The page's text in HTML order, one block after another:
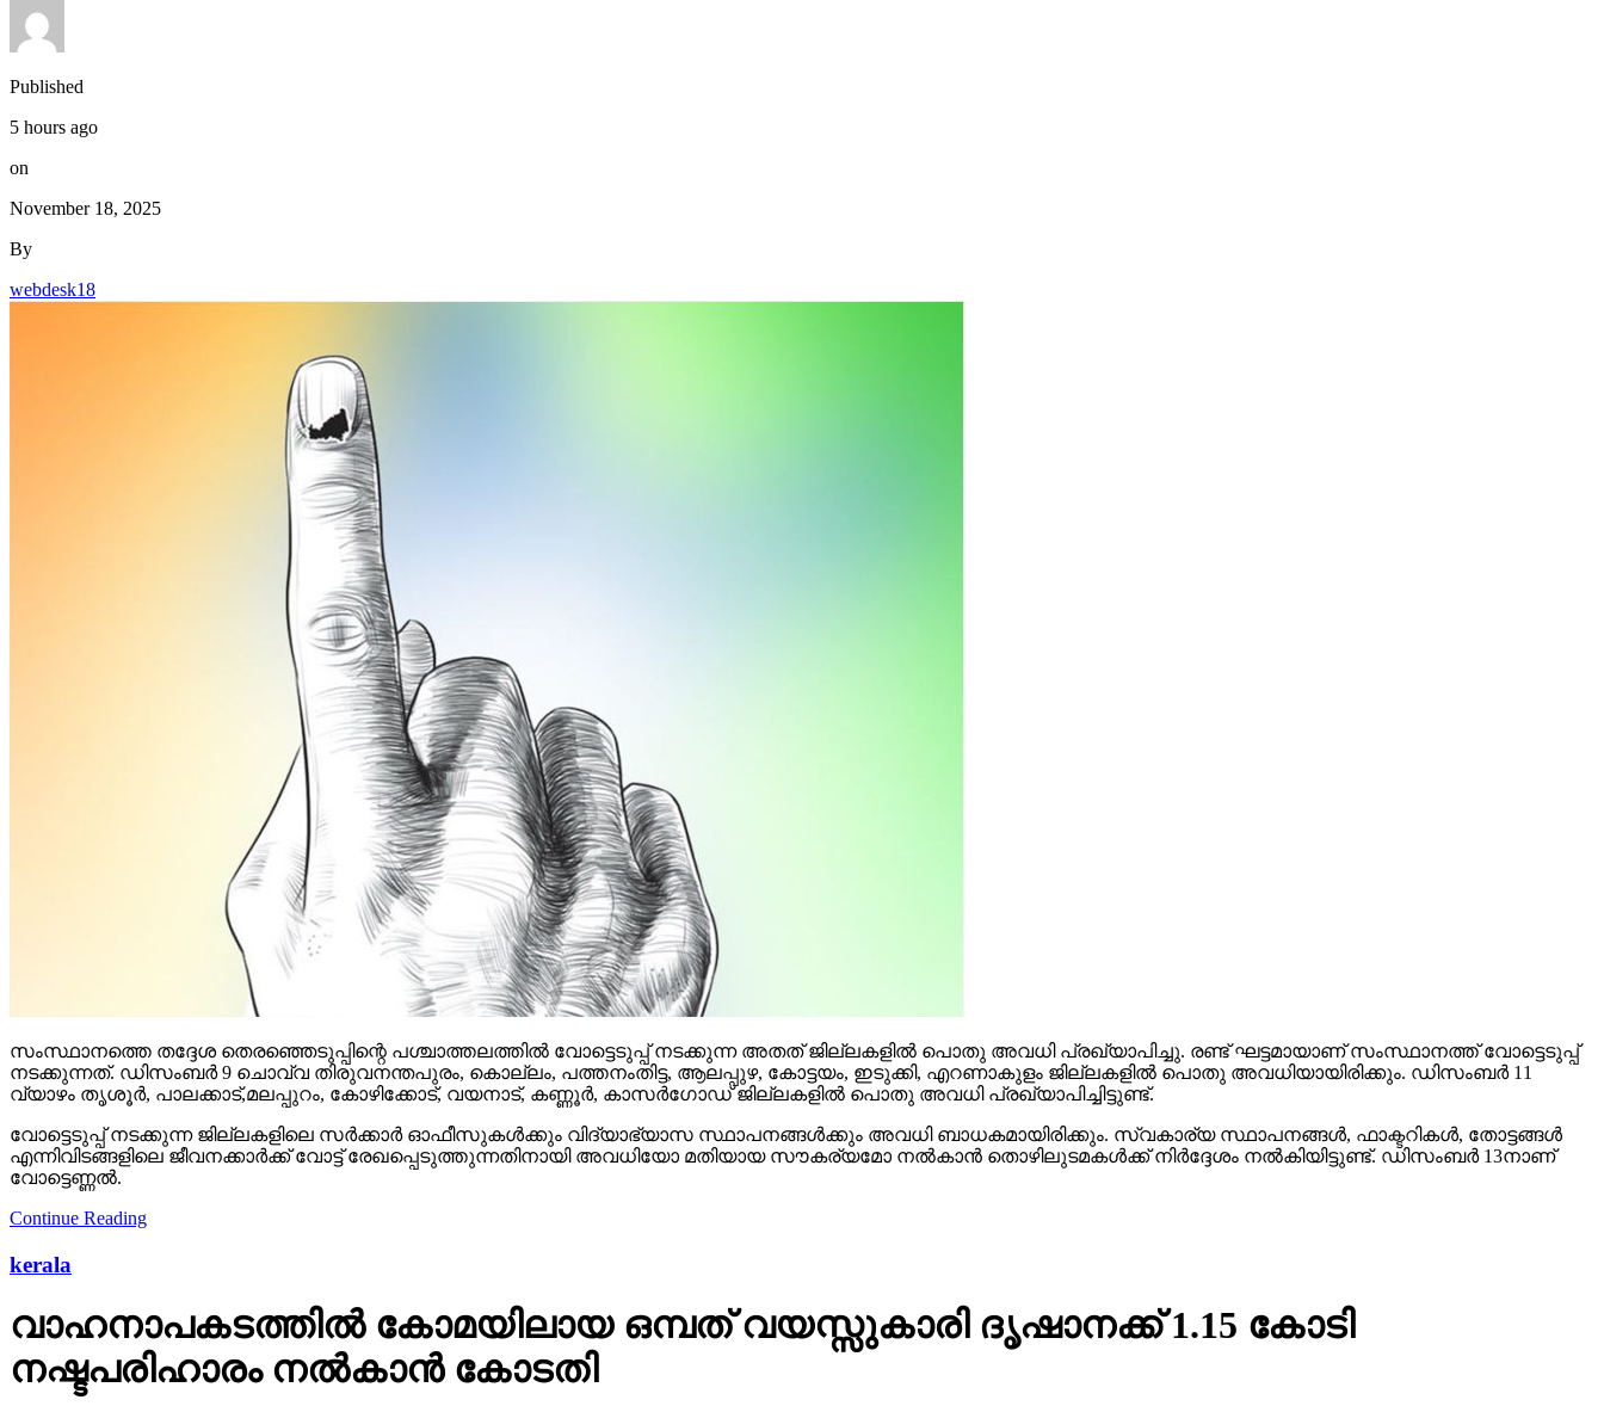
Published
5 hours ago
on
November 18, 2025
By
webdesk18
സംസ്ഥാനത്തെ തദ്ദേശ തെരഞ്ഞെടുപ്പിന്റെ പശ്ചാത്തലത്തില്‍ വോട്ടെടുപ്പ് നടക്കുന്ന അതത് ജില്ലകളില്‍ പൊതു അവധി പ്രഖ്യാപിച്ചു. രണ്ട് ഘട്ടമായാണ് സംസ്ഥാനത്ത് വോട്ടെടുപ്പ്
നടക്കുന്നത്. ഡിസംബര്‍ 9 ചൊവ്വ തിരുവനന്തപുരം, കൊല്ലം, പത്തനംതിട്ട, ആലപ്പുഴ, കോട്ടയം, ഇടുക്കി, എറണാകുളം ജില്ലകളില്‍ പൊതു അവധിയായിരിക്കും. ഡിസംബര്‍ 11
വ്യാഴം തൃശൂര്‍, പാലക്കാട്,മലപ്പുറം, കോഴിക്കോട്, വയനാട്, കണ്ണൂര്‍, കാസര്‍ഗോഡ് ജില്ലകളില്‍ പൊതു അവധി പ്രഖ്യാപിച്ചിട്ടുണ്ട്.
വോട്ടെടുപ്പ് നടക്കുന്ന ജില്ലകളിലെ സര്‍ക്കാര്‍ ഓഫീസുകള്‍ക്കും വിദ്യാഭ്യാസ സ്ഥാപനങ്ങള്‍ക്കും അവധി ബാധകമായിരിക്കും. സ്വകാര്യ സ്ഥാപനങ്ങള്‍, ഫാക്ടറികള്‍, തോട്ടങ്ങള്‍
എന്നിവിടങ്ങളിലെ ജീവനക്കാര്‍ക്ക് വോട്ട് രേഖപ്പെടുത്തുന്നതിനായി അവധിയോ മതിയായ സൗകര്യമോ നല്‍കാന്‍ തൊഴിലുടമകള്‍ക്ക് നിര്‍ദ്ദേശം നല്‍കിയിട്ടുണ്ട്. ഡിസംബര്‍ 13നാണ്
വോട്ടെണ്ണല്‍.
Continue Reading
kerala
വാഹനാപകടത്തില്‍ കോമയിലായ ഒമ്പത് വയസ്സുകാരി ദൃഷാനക്ക് 1.15 കോടി
നഷ്ടപരിഹാരം നല്‍കാന്‍ കോടതി